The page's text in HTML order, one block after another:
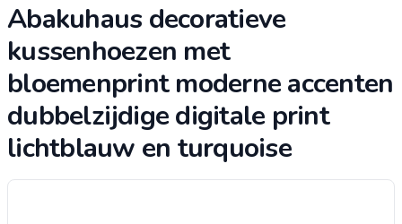
moderne accenten dubbelzijdi
Abakuhaus decoratieve
kussenhoezen met
bloemenprint moderne accenten
dubbelzijdige digitale print
lichtblauw en turquoise